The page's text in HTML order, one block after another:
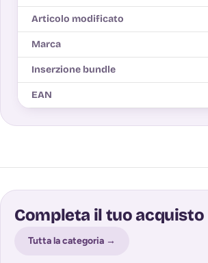
Articolo modificato
Marca
Inserzione bundle
EAN
Completa il tuo acquisto
Tutta la categoria →